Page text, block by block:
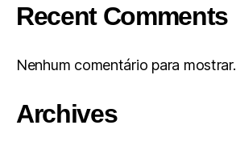
Recent Comments
Nenhum comentário para mostrar.
Archives